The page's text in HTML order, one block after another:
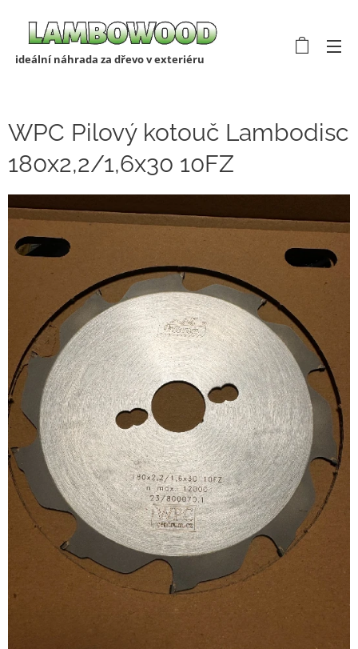
ideální náhrada za dřevo v exteriéru
WPC Pilový kotouč Lambodisc
180x2,2/1,6x30 10FZ